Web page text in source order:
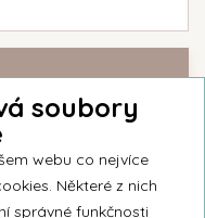
jako první informováni o
z rodinné firmy Unipar.
soubory
webu co nejvíce
Některé z nich
správné funkčnosti